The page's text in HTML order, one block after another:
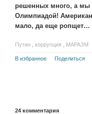
решенных много, а мы
Олимпиадой!
мало, да еще
Путин коррупция МАРАЗМ
В избранное Поделиться
24 комментария